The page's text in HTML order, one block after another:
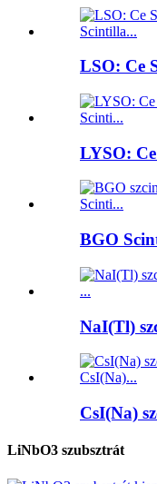
LSO: Ce
LYSO:
BGO
NaI(Tl)
CsI(Na)
LiNbO3 szubsztrát